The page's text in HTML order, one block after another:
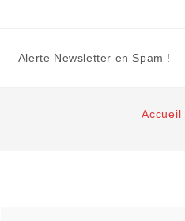
Alerte Newsletter en Spam !
Accueil